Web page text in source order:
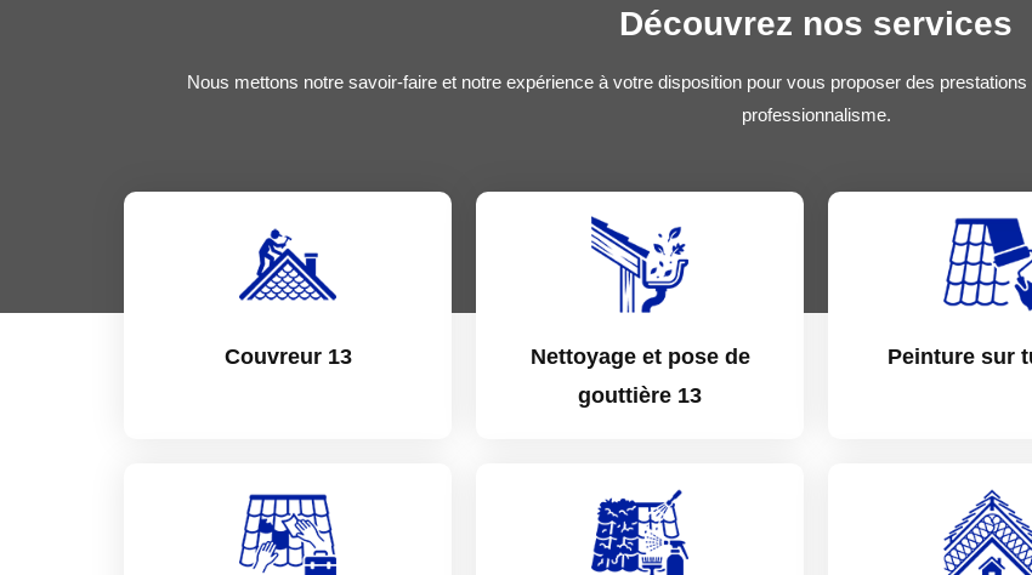
Découvrez nos services
Nous mettons notre savoir-faire et notre expérience à votre disposition pour vous proposer des
professionnalisme.
Couvreur 13
Nettoyage et pose de
gouttière 13
Peinture sur